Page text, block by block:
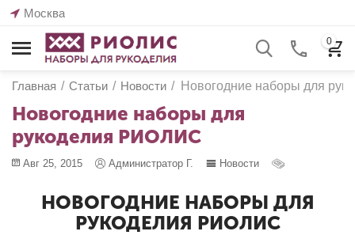
Москва
0
Главная / Статьи / Новости / Новогодние наборы для
Новогодние наборы для
рукоделия РИОЛИС
Авг 25, 2015 Администратор Г. Новости
НОВОГОДНИЕ НАБОРЫ ДЛЯ
РУКОДЕЛИЯ РИОЛИС